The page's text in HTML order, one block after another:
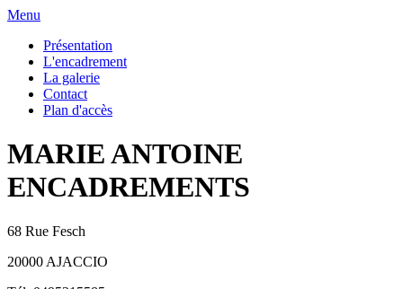
Menu
Présentation
L'encadrement
La galerie
Contact
Plan d'accès
MARIE ANTOINE
ENCADREMENTS
68 Rue Fesch
20000 AJACCIO